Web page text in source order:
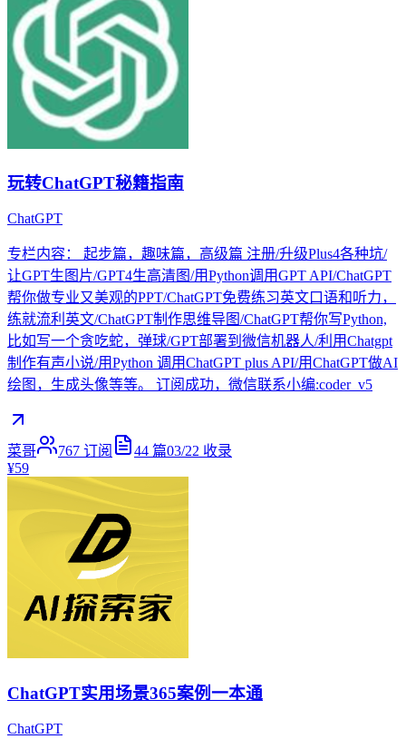
玩转ChatGPT秘籍指南
ChatGPT
专栏内容： 起步篇，趣味篇，高级篇 注册/升级Plus4各种坑/
让GPT生图片/GPT4生高清图/用Python调用GPT API/ChatGPT
帮你做专业又美观的PPT/ChatGPT免费练习英文口语和听力，
练就流利英文/ChatGPT制作思维导图/ChatGPT帮你写Python,
比如写一个贪吃蛇，弹球/GPT部署到微信机器人/利用Chatgpt
制作有声小说/用Python 调用ChatGPT plus API/用ChatGPT做AI
绘图，生成头像等等。 订阅成功，微信联系小编:coder_v5
菜哥 767 订阅 44 篇03/22 收录
¥59
ChatGPT实用场景365案例一本通
ChatGPT